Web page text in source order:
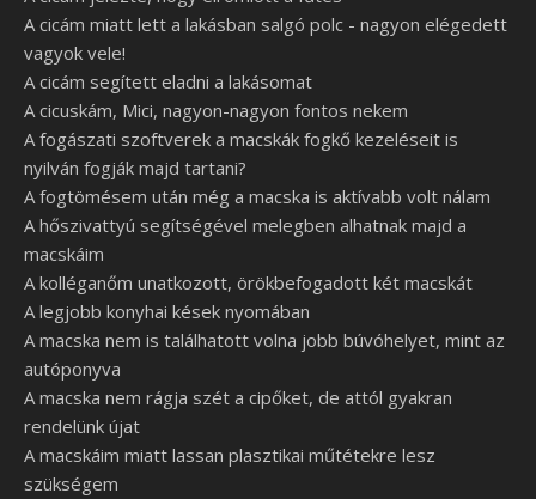
A cicám miatt lett a lakásban salgó polc - nagyon elégedett
vagyok vele!
A cicám segített eladni a lakásomat
A cicuskám, Mici, nagyon-nagyon fontos nekem
A fogászati szoftverek a macskák fogkő kezeléseit is
nyilván fogják majd tartani?
A fogtömésem után még a macska is aktívabb volt nálam
A hőszivattyú segítségével melegben alhatnak majd a
macskáim
A kolléganőm unatkozott, örökbefogadott két macskát
A legjobb konyhai kések nyomában
A macska nem is találhatott volna jobb búvóhelyet, mint az
autóponyva
A macska nem rágja szét a cipőket, de attól gyakran
rendelünk újat
A macskáim miatt lassan plasztikai műtétekre lesz
szükségem